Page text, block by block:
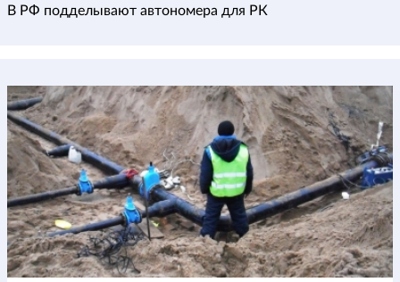
В РФ подделывают автономера для РК